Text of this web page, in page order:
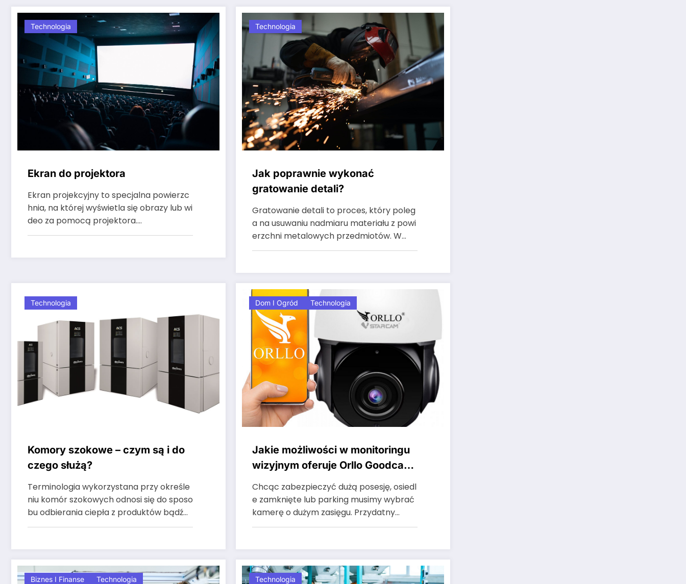
Technologia
Ekran do projektora
Ekran projekcyjny to specjalna powierzc
hnia, na której wyświetla się obrazy lub wi
deo za pomocą projektora.…
Technologia
Jak poprawnie wykonać
gratowanie detali?
Gratowanie detali to proces, który poleg
a na usuwaniu nadmiaru materiału z powi
erzchni metalowych przedmiotów. W…
Technologia
Komory szokowe – czym są i do
czego służą?
Terminologia wykorzystana przy określe
niu komór szokowych odnosi się do sposo
bu odbierania ciepła z produktów bądź…
Dom I Ogród Technologia
Jakie możliwości w monitoringu
wizyjnym oferuje Orllo Goodcam
Chcąc zabezpieczyć dużą posesję, osiedl
e zamknięte lub parking musimy wybrać
kamerę o dużym zasięgu. Przydatny…
Biznes I Finanse Technologia Technologia